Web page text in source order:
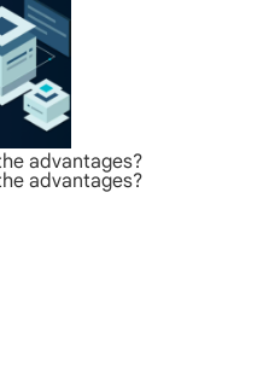
advantages?
advantages?